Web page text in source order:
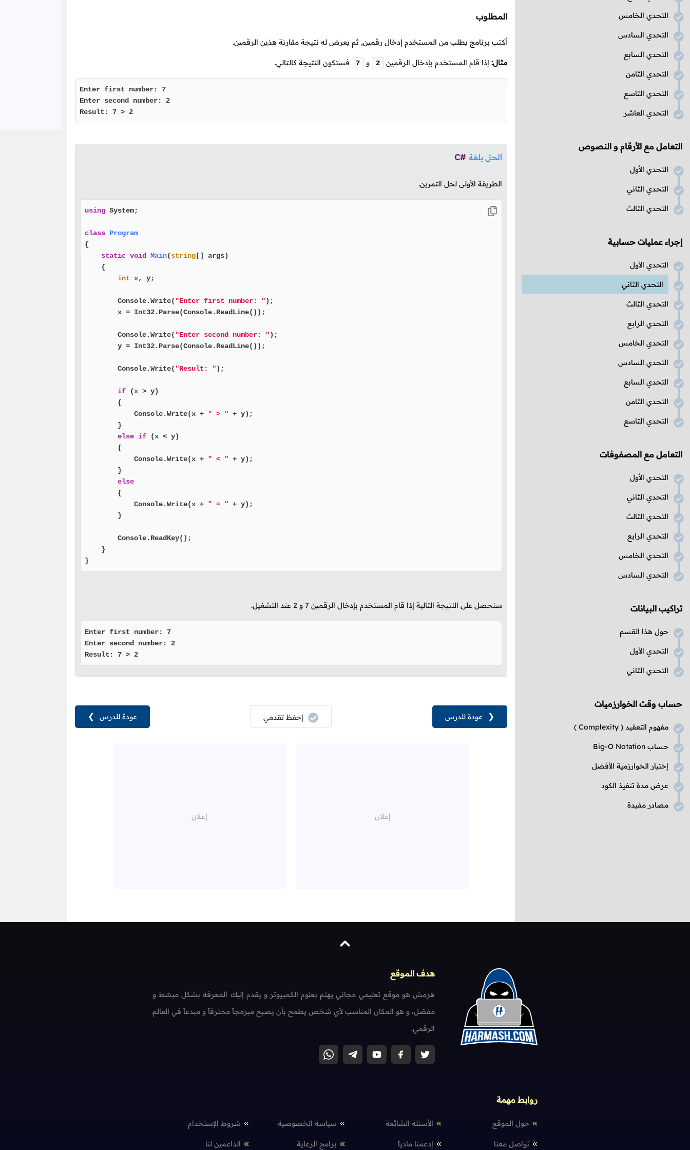
التحدي الخامس
التحدي السادس
التحدي السابع
التحدي الثامن
التحدي التاسع
التحدي العاشر
التعامل مع الأرقام و النصوص
التحدي الأول
التحدي الثاني
التحدي الثالث
إجراء عمليات حسابية
التحدي الأول
التحدي الثاني
التحدي الثالث
التحدي الرابع
التحدي الخامس
التحدي السادس
التحدي السابع
التحدي الثامن
التحدي التاسع
التعامل مع المصفوفات
التحدي الأول
التحدي الثاني
التحدي الثالث
التحدي الرابع
التحدي الخامس
التحدي السادس
تراكيب البيانات
حول هذا القسم
التحدي الأول
التحدي الثاني
حساب وقت الخوارزميات
مفهوم التعقيد ( Complexity
)
حساب Big-O Notation
إختيار الخوارزمية الأفضل
عرض مدة تنفيذ الكود
مصادر مفيدة
المطلوب
أكتب برنامج يطلب من المستخدم إدخال رقمين, ثم يعرض له نتيجة مقارنة هذين الرقمين.
مثال: إذا قام المستخدم بإدخال الرقمين 2 و 7 فستكون النتيجة كالتالي.
Enter first number: 7
Enter second number: 2
Result: 7 > 2
الحل بلغة C#
الطريقة الأولى لحل التمرين.
using System;
class Program
{
static void Main(string [] args)
    {
int x, y;
        Console.Write(
"Enter first number: ");
        x = Int32.Parse(Console.ReadLine());
        Console.Write(
"Enter second number: ");
        y = Int32.Parse(Console.ReadLine());
        Console.Write(
"Result: ");
if (x > y)
        {
            Console.Write(x +
" > " + y);
        }
else if (x < y)
        {
            Console.Write(x +
" < " + y);
        }
else
        {
            Console.Write(x +
" = " + y);
        }
        Console.ReadKey();
    }
}
سنحصل على النتيجة التالية إذا قام المستخدم بإدخال الرقمين 7 و 2 عند التشغيل.
Enter first number: 7
Enter second number: 2
Result: 7 > 2
عودة للدرس ❯ إحفظ تقدمي ❮ عودة للدرس
هدف الموقع
هرمش هو موقع تعليمي مجاني يهتم بعلوم الكمبيوتر و يقدم إليك المعرفة بشكل مبسّط و
مفصّل، و هو المكان المناسب لأي شخص يطمح بأن يصبح مبرمجاً محترفاً و مبدعاً في العالم
الرقمي.
روابط مهمة
حول الموقع الأسئلة الشائعة سياسة الخصوصية شروط الإستخدام
تواصل معنا إدعمنا مادياً برامج الرعاية الداعمين لنا